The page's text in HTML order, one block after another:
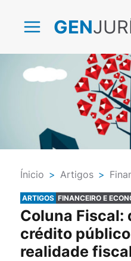
GEN
Ínicio > Artigos >
ARTIGOS FINANCEIRO E
Coluna Fiscal:
crédito
realidade